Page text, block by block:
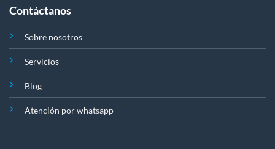
Contáctanos
Sobre nosotros
Servicios
Blog
Atención por whatsapp